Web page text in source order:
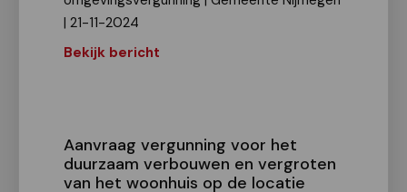
| 21-11-2024
Bekijk bericht
Aanvraag vergunning voor het
duurzaam verbouwen en vergroten
van het woonhuis op de locatie